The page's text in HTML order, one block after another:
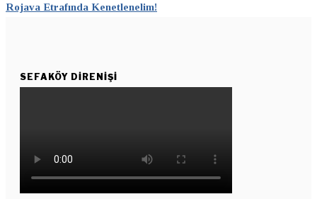
Rojava Etrafında Kenetlenelim!
SEFAKÖY DIRENIŞI